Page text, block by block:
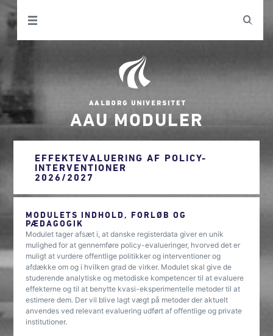
AAU MODULER
EFFEKTEVALUERING AF POLICY-
INTERVENTIONER
2026/2027
MODULETS INDHOLD, FORLØB OG
PÆDAGOGIK
Modulet tager afsæt i, at danske registerdata giver en unik
mulighed for at gennemføre policy-evalueringer, hvorved det er
muligt at vurdere offentlige politikker og interventioner og
afdække om og i hvilken grad de virker. Modulet skal give de
studerende analytiske og metodiske kompetencer til at evaluere
effekterne og til at benytte kvasi-eksperimentelle metoder til at
estimere dem. Der vil blive lagt vægt på metoder der aktuelt
anvendes ved relevant evaluering udført af offentlige og private
institutioner.